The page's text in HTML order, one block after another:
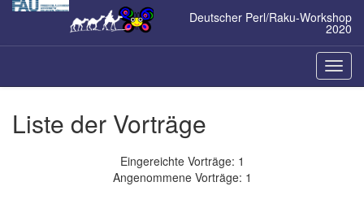
Zum
Deutscher Perl/Raku-Workshop
2020
ein-/
Liste der Vorträge
Eingereichte Vorträge: 1
Angenommene Vorträge: 1